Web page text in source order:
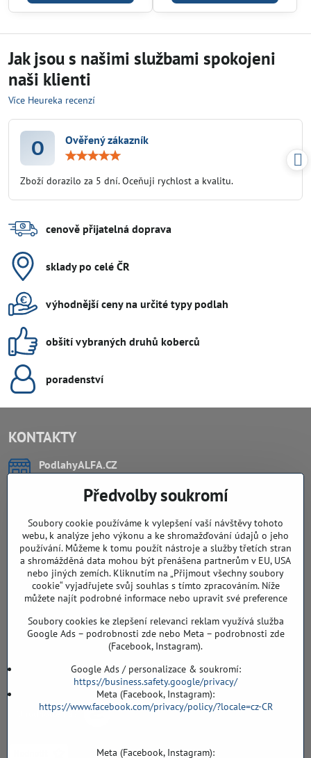
Jak jsou s našimi službami spokojeni
naši klienti
Více Heureka recenzí
O Ověřený zákazník
5
Zboží dorazilo za 5 dní. Oceňuji rychlost a kvalitu.
cenově přijatelná doprava
sklady po celé ČR
výhodnější ceny na určité typy podlah
obšití vybraných druhů koberců
poradenství
KONTAKTY
PodlahyALFA​.CZ
Záříčí, ev.č. 54
768 11 Chropyně
DIČ: CZ8103114129
Sklad, vzorkovna PO TELEFONICKÉ DOMLUVĚ
Záříčí ev. č. 54
768 11 Chropyně
608 855 055
podlahyALFA​@seznam​.cz
Předvolby soukromí
Soubory cookie používáme k vylepšení vaší návštěvy tohoto
webu, k analýze jeho výkonu a ke shromažďování údajů o jeho
používání. Můžeme k tomu použít nástroje a služby třetích stran
a shromážděná data mohou být přenášena partnerům v EU, USA
nebo jiných zemích. Kliknutím na „Přijmout všechny soubory
cookie“ vyjadřujete svůj souhlas s tímto zpracováním. Níže
můžete najít podrobné informace nebo upravit své preference
Soubory cookies ke zlepšení relevanci reklam využívá služba
Google Ads – podrobnosti zde nebo Meta – podrobnosti zde
(Facebook, Instagram).
Google Ads / personalizace & soukromí:
https://business.safety.google/privacy/
Meta (Facebook, Instagram):
https://www.facebook.com/privacy/policy/?locale=cz-CR
Meta (Facebook, Instagram):